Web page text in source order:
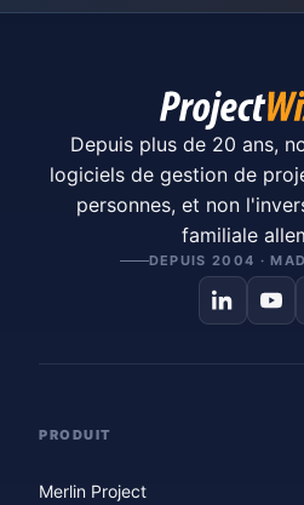
Depuis plus de 20 ans,
logiciels de gestion de
personnes, et non
familiale
DEPUIS 2004 ·
PRODUIT
Merlin Project